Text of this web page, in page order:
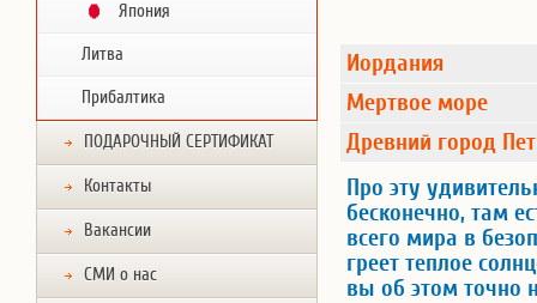
Япония
Литва
Прибалтика
ПОДАРОЧНЫЙ СЕРТИФИКАТ
Контакты
Вакансии
СМИ о нас
Иордания
Мертвое море
Древний город
Про эту
бесконечно, там
всего мира в
греет теплое
вы об этом точно